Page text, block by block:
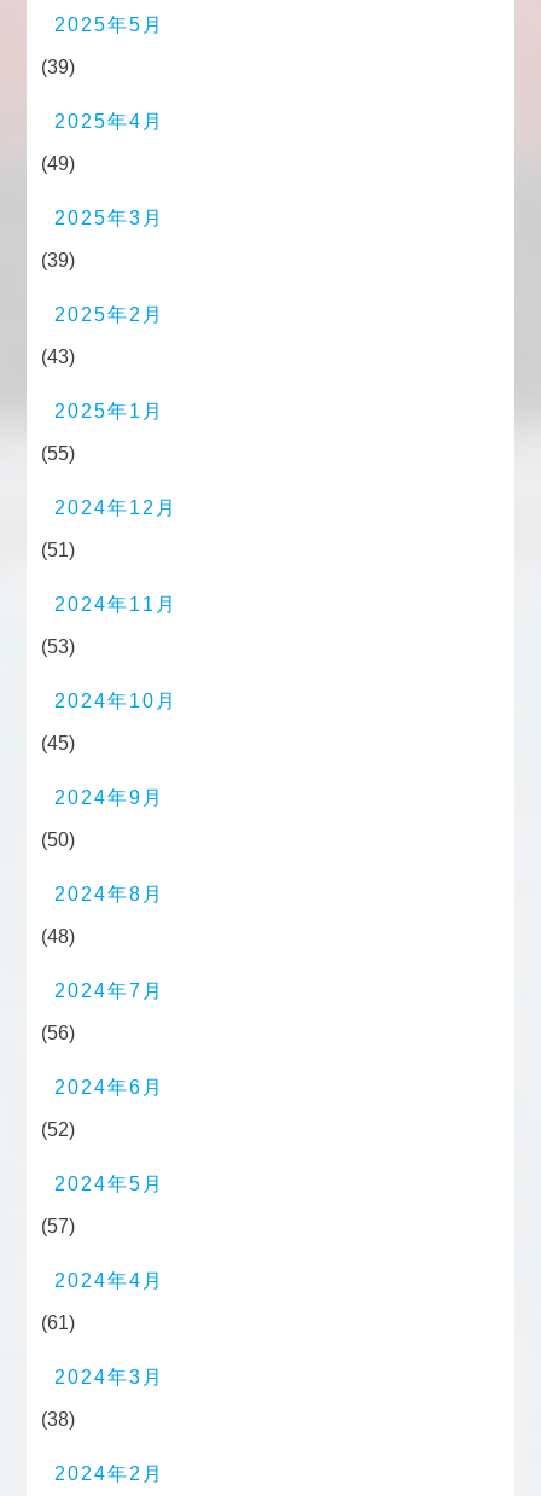
2025年5月
(39)
2025年4月
(49)
2025年3月
(39)
2025年2月
(43)
2025年1月
(55)
2024年12月
(51)
2024年11月
(53)
2024年10月
(45)
2024年9月
(50)
2024年8月
(48)
2024年7月
(56)
2024年6月
(52)
2024年5月
(57)
2024年4月
(61)
2024年3月
(38)
2024年2月